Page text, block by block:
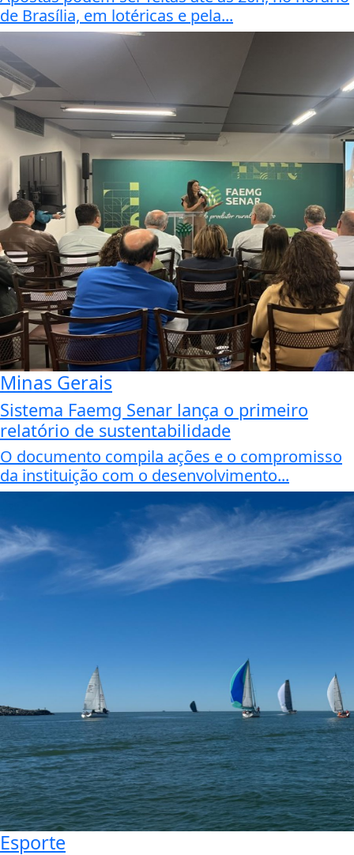
de Brasília, em lotéricas e pela...
Minas Gerais
Sistema Faemg Senar lança o primeiro
relatório de sustentabilidade
O documento compila ações e o compromisso
da instituição com o desenvolvimento...
Esporte